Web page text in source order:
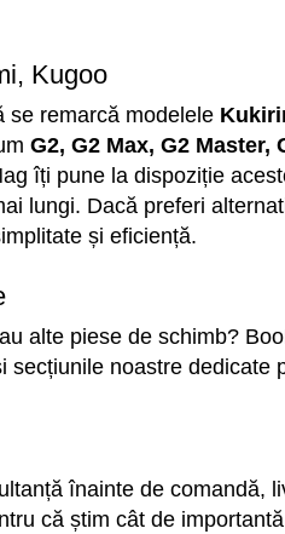
Kugoo
se remarcă modelele
G2, G2 Max, G2 Master,
îți pune la dispoziție
lungi. Dacă preferi
și eficiență.
alte piese de schimb?
noastre dedicate
înainte de comandă,
că știm cât de